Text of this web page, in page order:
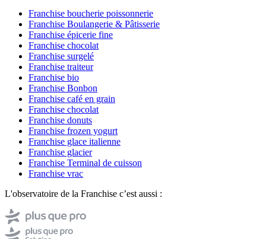
Franchise boucherie poissonnerie
Franchise Boulangerie & Pâtisserie
Franchise épicerie fine
Franchise chocolat
Franchise surgelé
Franchise traiteur
Franchise bio
Franchise Bonbon
Franchise café en grain
Franchise chocolat
Franchise donuts
Franchise frozen yogurt
Franchise glace italienne
Franchise glacier
Franchise Terminal de cuisson
Franchise vrac
L'observatoire de la Franchise c’est aussi :